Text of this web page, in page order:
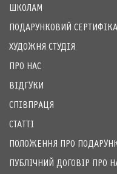
ШКОЛАМ
ПОДАРУНКОВИЙ СЕРТИФІКАТ
ХУДОЖНЯ СТУДІЯ
ПРО НАС
ВІДГУКИ
СПІВПРАЦЯ
СТАТТІ
ПОЛОЖЕННЯ ПРО
ПУБЛІЧНИЙ ДОГОВІР ПРО